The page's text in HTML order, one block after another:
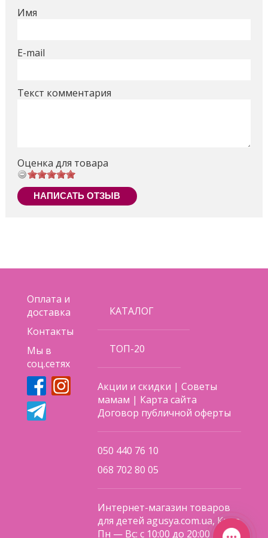
лакомиться аппетитной пластилиновой выпечкой!
безопасно.
оранжевый, песочный и голубой. В наборе вы
пирожное - главное включить фантазию и не
ограничивать ее полет.
Поделиться
Имя
E-mail
Текст комментария
Оценка для товара
НАПИСАТЬ ОТЗЫВ
Оплата и
доставка
Контакты
Мы в
соц.сетях
КАТАЛОГ
ТОП-20
Акции и скидки |Советы
мамам | Карта сайта
Договор публичной оферты
050 440 76 10
068 702 80 05
Интернет-магазин товаров
для детей agusya.com.ua, Киев
Пн — Вс: с 10:00 до 20:00